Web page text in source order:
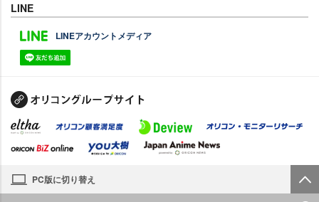
LINE
LINEアカウントメディア
PC版に切り替え